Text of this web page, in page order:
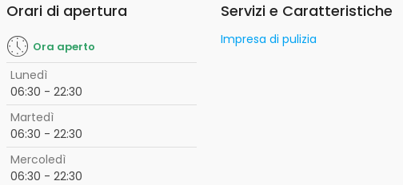
Orari di apertura
Ora aperto
Lunedì
06:30 - 22:30
Martedì
06:30 - 22:30
Mercoledì
06:30 - 22:30
Servizi e Caratteristiche
Impresa di pulizia